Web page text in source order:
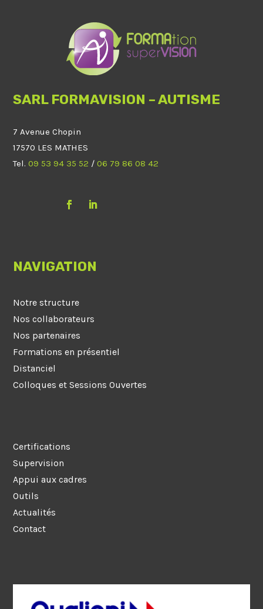
SARL FORMAVISION – AUTISME
7 Avenue Chopin
17570 LES MATHES
Tel.09 53 94 35 52 /06 79 86 08 42
NAVIGATION
Notre structure
Nos collaborateurs
Nos partenaires
Formations en présentiel
Distanciel
Colloques et Sessions Ouvertes
Certifications
Supervision
Appui aux cadres
Outils
Actualités
Contact